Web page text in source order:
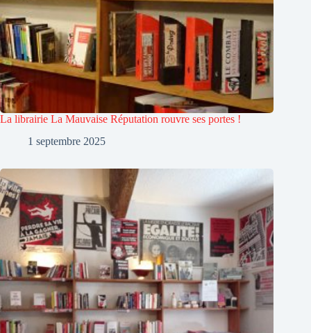
La librairie La Mauvaise Réputation rouvre ses portes !
1 septembre 2025